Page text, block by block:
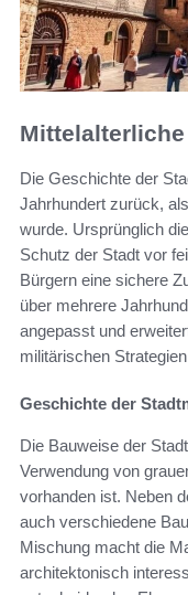
Die Geschichte der
Jahrhundert zurück,
wurde. Ursprünglich
Schutz der Stadt vor
Bürgern eine sichere
über mehrere
angepasst und
militärischen
Geschichte der
Die Bauweise der
Verwendung von
vorhanden ist. Neben
auch verschiedene
Mischung macht die
architektonisch